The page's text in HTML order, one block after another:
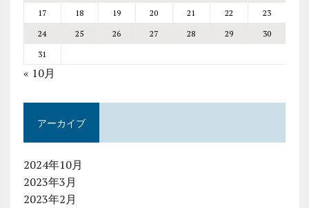
17
18 19 20 21 22
23
24
25 26 27 28 29
30
31
« 10月
アーカイブ
2024年10月
2023年3月
2023年2月